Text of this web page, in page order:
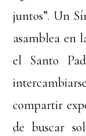
juntos”. Un
asamblea en
el Santo
compartir
de buscar